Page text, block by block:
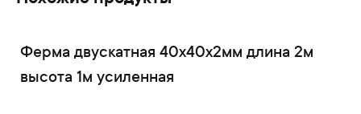
Ферма двускатная 40x40x2мм длина 2м
высота 1м усиленная